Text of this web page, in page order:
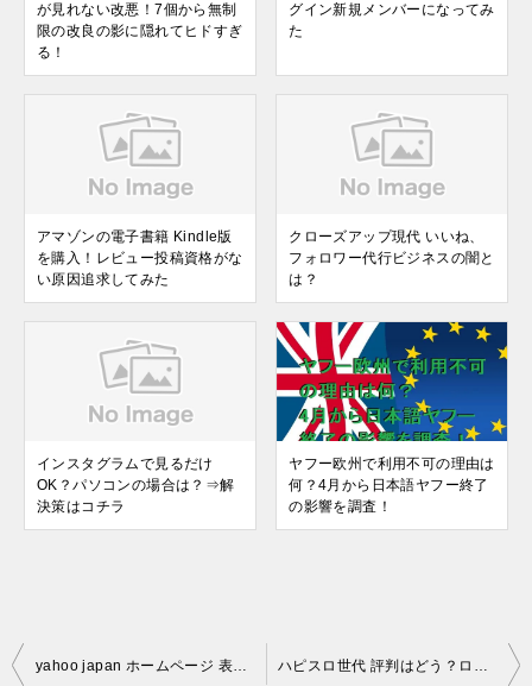
が見れない改悪！7個から無制
限の改良の影に隠れてヒドすぎ
る！
グイン新規メンバーになってみ
た
アマゾンの電子書籍 Kindle版
を購入！レビュー投稿資格がな
い原因追求してみた
クローズアップ現代 いいね、
フォロワー代行ビジネスの闇と
は？
インスタグラムで見るだけ
OK？パソコンの場合は？⇒解
決策はコチラ
ヤフー欧州で利用不可の理由は
何？4月から日本語ヤフー終了
の影響を調査！
投
yahoo japan ホームページ 表示設定しましょう ハピスロ世代 評判はどう？ログイン新規メンバーになってみた